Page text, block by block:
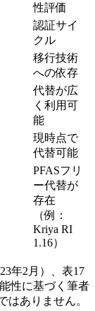
性評価
認証サイ
クル
移行技術
への依存
代替が広
く利用可
能
現時点で
代替可能
PFASフリ
ー代替が
存在
（例：
Kriya RI
1.16）
年2月）、表17
性に基づく筆者
はありません。